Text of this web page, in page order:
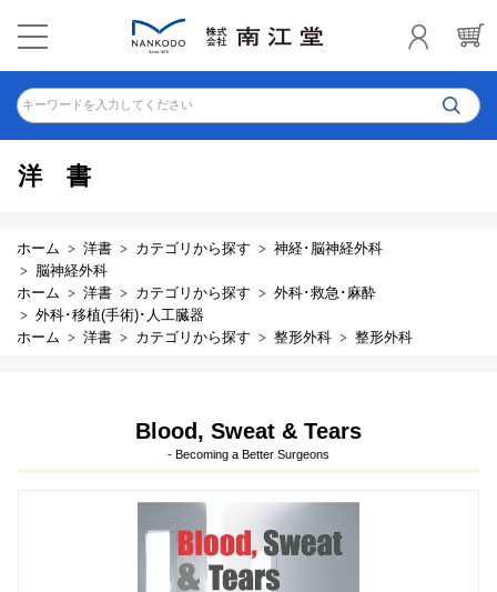
キーワードを入力してください
洋書
ホーム 洋書 カテゴリから探す
神経･脳神経外科
脳神経外科
ホーム
洋書 カテゴリから探す
外科･救急･麻酔
外科･移植(手術)･人工臓器
ホーム
洋書 カテゴリから探す 整形外科 整形外科
Blood, Sweat & Tears
- Becoming a Better Surgeons